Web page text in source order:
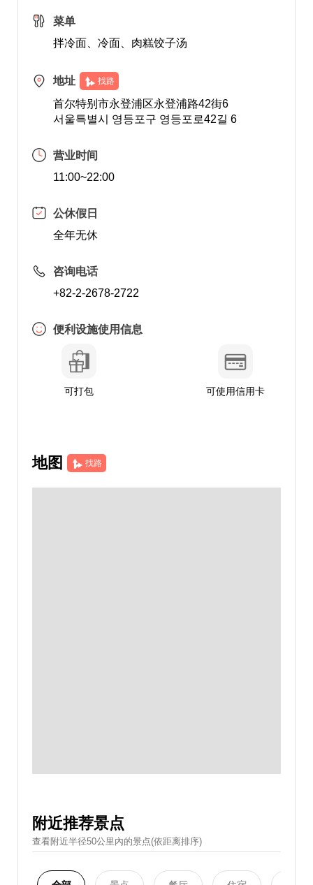
菜单
拌冷面、冷面、肉糕饺子汤
地址 找路
首尔特别市永登浦区永登浦路42街6
서울특별시 영등포구 영등포로42길 6
营业时间
11:00~22:00
公休假日
全年无休
咨询电话
+82-2-2678-2722
便利设施使用信息
可打包 可使用信用卡
地图 找路
附近推荐景点
查看附近半径50公里內的景点(依距离排序)